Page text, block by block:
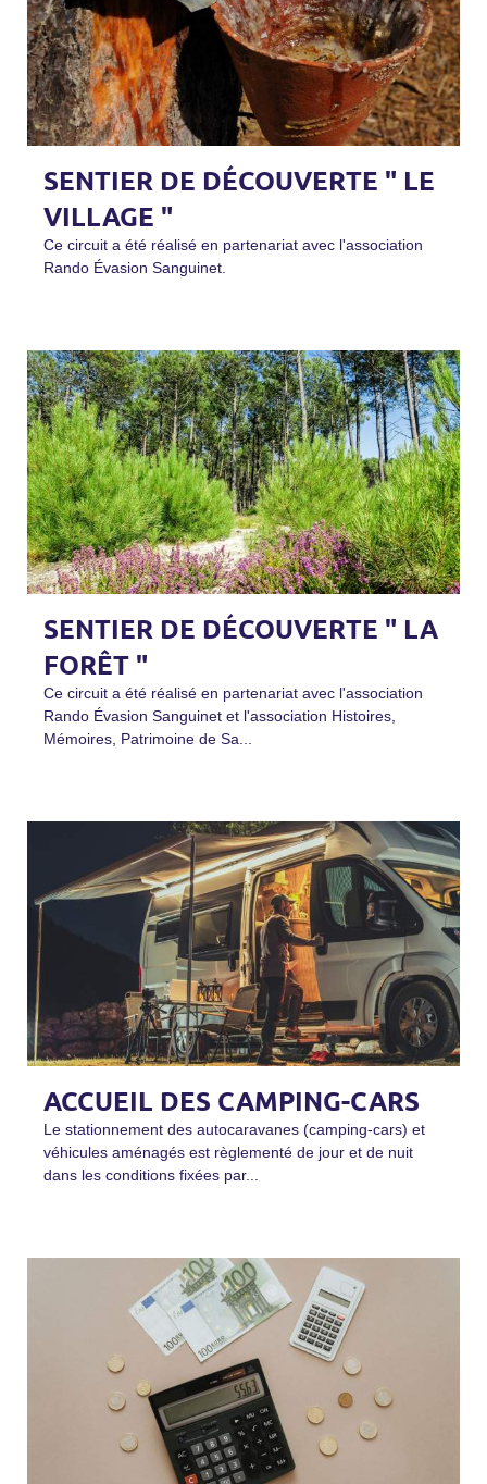
SENTIER DE DÉCOUVERTE " LE
VILLAGE "
Ce circuit a été réalisé en partenariat avec l'association
Rando Évasion Sanguinet.
SENTIER DE DÉCOUVERTE " LA
FORÊT "
Ce circuit a été réalisé en partenariat avec l'association
Rando Évasion Sanguinet et l'association Histoires,
Mémoires, Patrimoine de Sa...
ACCUEIL DES CAMPING-CARS
Le stationnement des autocaravanes (camping-cars) et
véhicules aménagés est règlementé de jour et de nuit
dans les conditions fixées par...